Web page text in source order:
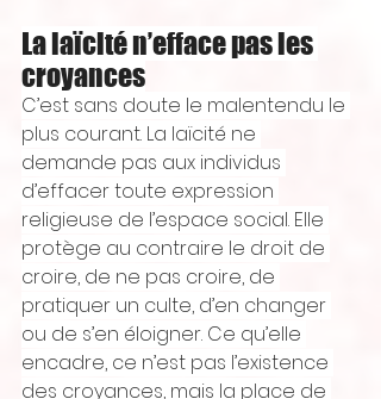
La laïcité n’efface pas les
croyances
C’est sans doute le malentendu le
plus courant. La laïcité ne
demande pas aux individus
d’effacer toute expression
religieuse de l’espace social. Elle
protège au contraire le droit de
croire, de ne pas croire, de
pratiquer un culte, d’en changer
ou de s’en éloigner. Ce qu’elle
encadre, ce n’est pas l’existence
des croyances, mais la place de